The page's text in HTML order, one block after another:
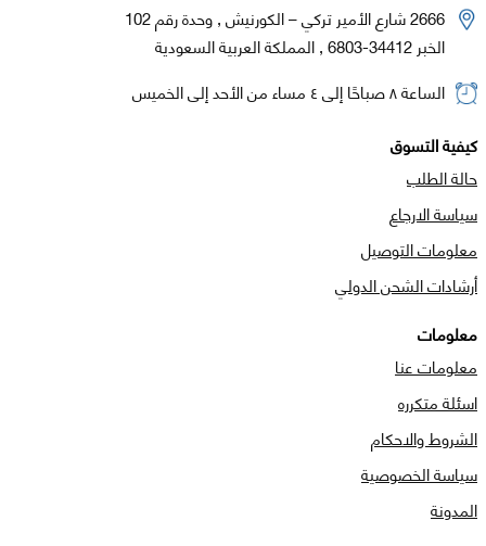
2666 شارع الأمير تركي – الكورنيش , وحدة رقم 102
الخبر 34412-6803 , المملكة العربية السعودية
الساعة ٨ صباحًا إلى ٤ مساء من الأحد إلى الخميس
كيفية التسوق
حالة الطلب
سياسة الارجاع
معلومات التوصيل
أرشادات الشحن الدولي
معلومات
معلومات عنا
اسئلة متكرره
الشروط والاحكام
سياسة الخصوصية
المدونة